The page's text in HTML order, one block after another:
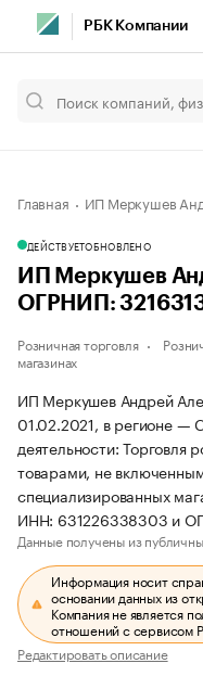
РБК Компании
Главная ИП Меркушев
ДЕЙСТВУЕТОБНОВЛЕНО
ИП Меркушев
ОГРНИП:
Розничная торговля
магазинах
ИП Меркушев Андрей
01.02.2021, в регионе —
деятельности: Торговля
товарами, не
специализированных
ИНН: 631226338303 и
Данные получены из
Информация носит
основании данных из
Компания не является
отношений с сервисом
Редактировать описание